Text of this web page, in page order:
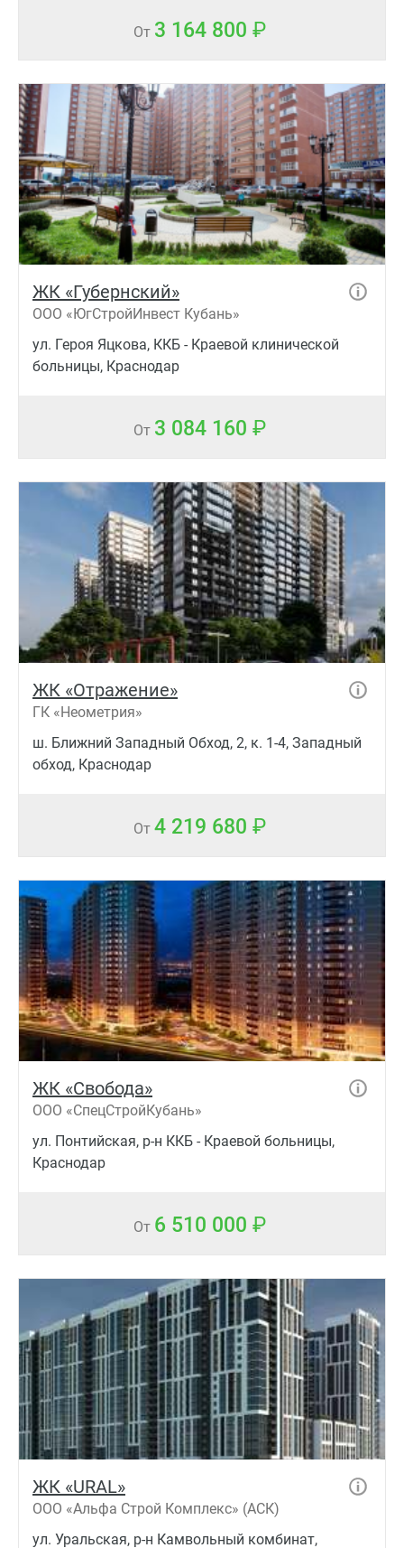
От 3 164 800
ЖК «Губернский»
ООО «ЮгСтройИнвест Кубань»
ул. Героя Яцкова, ККБ - Краевой клинической
больницы, Краснодар
От 3 084 160
ЖК «Отражение»
ГК «Неометрия»
ш. Ближний Западный Обход, 2, к. 1-4, Западный
обход, Краснодар
От 4 219 680
ЖК «Свобода»
ООО «СпецСтройКубань»
ул. Понтийская, р-н ККБ - Краевой больницы,
Краснодар
От 6 510 000
ЖК «URAL»
ООО «Альфа Строй Комплекс» (АСК)
ул. Уральская, р-н Камвольный комбинат,